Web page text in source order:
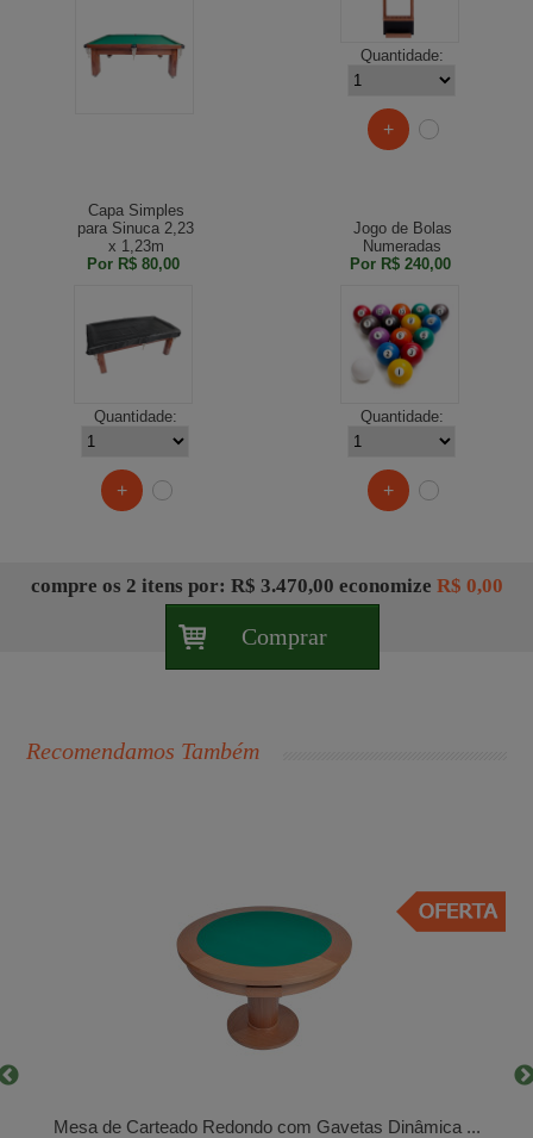
Quantidade:
+
Capa Simples
para Sinuca 2,23
x 1,23m
Por R$ 80,00
Quantidade:
+
Jogo de Bolas
Numeradas
Por R$ 240,00
Quantidade:
+
compre os 2 itens por: R$ 3.470,00 economize R$ 0,00
Comprar
Recomendamos Também
Mesa de Carteado Redondo com Gavetas Dinâmica ...